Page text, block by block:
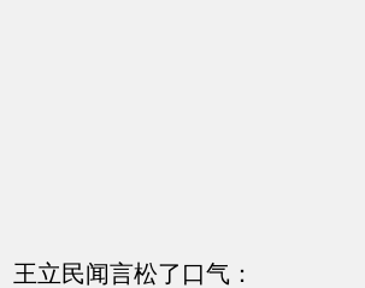
王立民闻言松了口气：